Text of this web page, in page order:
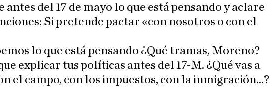
antes del 17 de mayo lo que está pensando y aclare
Si pretende pactar «con nosotros o con el
lo que está pensando ¿Qué tramas, Moreno?
explicar tus políticas antes del 17-M. ¿Qué vas a
el campo, con los impuestos, con la inmigración...?